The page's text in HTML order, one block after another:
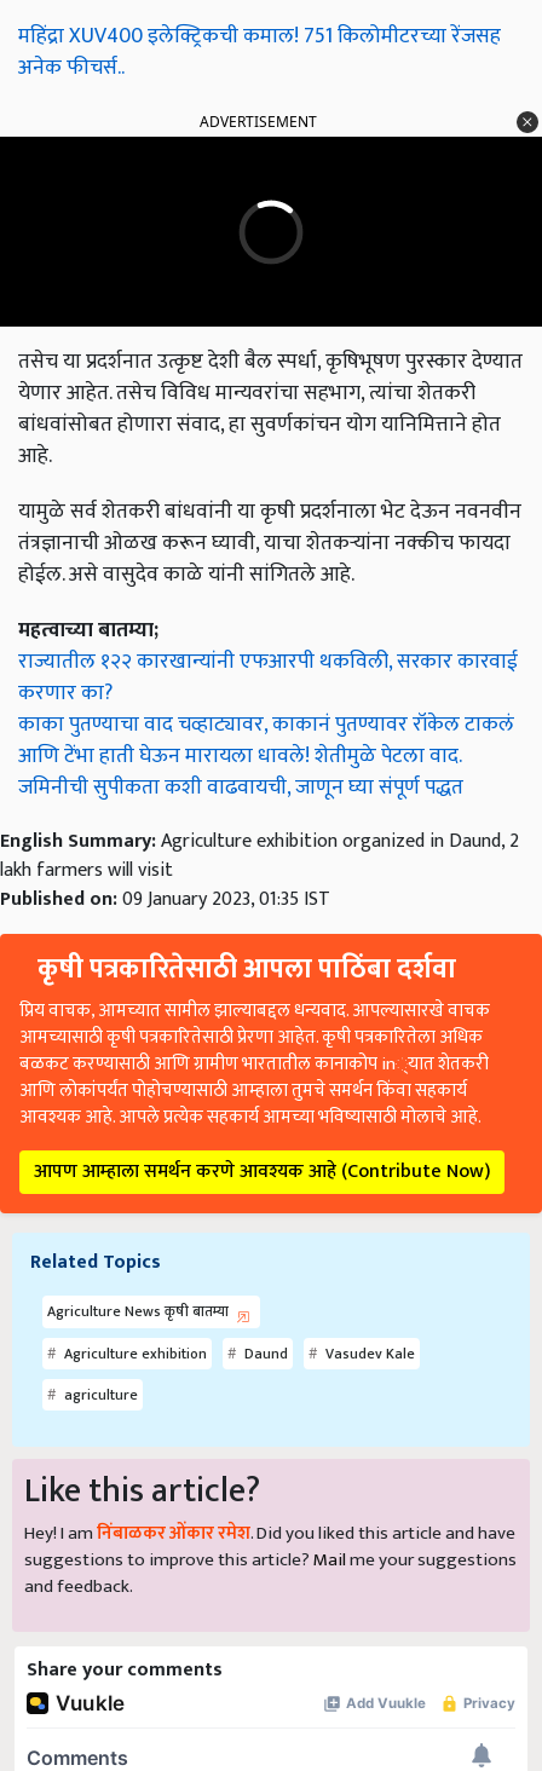
महिंद्रा XUV400 इलेक्ट्रिकची कमाल! 751 किलोमीटरच्या रेंजसह
अनेक फीचर्स..
ADVERTISEMENT
तसेच या प्रदर्शनात उत्कृष्ट देशी बैल स्पर्धा, कृषिभूषण पुरस्कार देण्यात
येणार आहेत. तसेच विविध मान्यवरांचा सहभाग, त्यांचा शेतकरी
बांधवांसोबत होणारा संवाद, हा सुवर्णकांचन योग यानिमित्ताने होत
आहे.
यामुळे सर्व शेतकरी बांधवांनी या कृषी प्रदर्शनाला भेट देऊन नवनवीन
तंत्रज्ञानाची ओळख करून घ्यावी, याचा शेतकऱ्यांना नक्कीच फायदा
होईल. असे वासुदेव काळे यांनी सांगितले आहे.
महत्वाच्या बातम्या;
राज्यातील १२२ कारखान्यांनी एफआरपी थकविली, सरकार कारवाई
करणार का?
काका पुतण्याचा वाद चव्हाट्यावर, काकानं पुतण्यावर रॉकेल टाकलं
आणि टेंभा हाती घेऊन मारायला धावले! शेतीमुळे पेटला वाद.
जमिनीची सुपीकता कशी वाढवायची, जाणून घ्या संपूर्ण पद्धत
English Summary:Agriculture exhibition organized in Daund, 2
lakh farmers will visit
Published on:09 January 2023, 01:35 IST
कृषी पत्रकारितेसाठी आपला पाठिंबा दर्शवा
प्रिय वाचक, आमच्यात सामील झाल्याबद्दल धन्यवाद. आपल्यासारखे वाचक
आमच्यासाठी कृषी पत्रकारितेसाठी प्रेरणा आहेत. कृषी पत्रकारितेला अधिक
बळकट करण्यासाठी आणि ग्रामीण भारतातील कानाकोप in्यात शेतकरी
आणि लोकांपर्यंत पोहोचण्यासाठी आम्हाला तुमचे समर्थन किंवा सहकार्य
आवश्यक आहे. आपले प्रत्येक सहकार्य आमच्या भविष्यासाठी मोलाचे आहे.
आपण आम्हाला समर्थन करणे आवश्यक आहे (Contribute Now)
Related Topics
Agriculture News कृषी बातम्या
Agriculture exhibition
Daund
Vasudev Kale
agriculture
Like this article?
Hey! I amनिंबाळकर ओंकार रमेश. Did you liked this article and have
suggestions to improve this article?Mailme your suggestions
and feedback.
Share your comments